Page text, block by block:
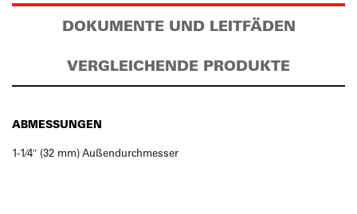
DOKUMENTE UND LEITFÄDEN
VERGLEICHENDE PRODUKTE
ABMESSUNGEN
1-1⁄4″ (32 mm) Außendurchmesser